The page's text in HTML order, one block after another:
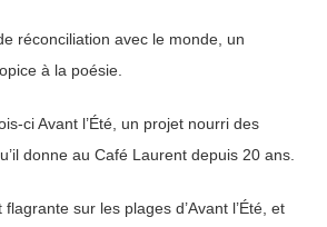
réconciliation avec le monde, un
à la poésie.
ci Avant l’Été, un projet nourri des
donne au Café Laurent depuis 20 ans.
flagrante sur les plages d’Avant l’Été, et